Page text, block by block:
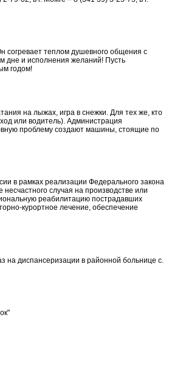
теплом душевного общения с
дне и исполнения желаний! Пусть
годом!
на лыжах, игра в снежки. Для тех же, кто
или водитель). Администрация
проблему создают машины, стоящие по
в рамках реализации Федерального закона
случая на производстве или
реабилитацию пострадавших
курортное лечение, обеспечение
диспансеризации в районной больнице с.